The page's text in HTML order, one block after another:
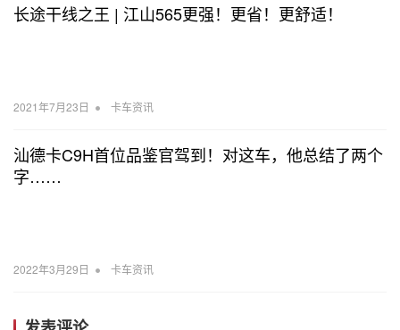
长途干线之王 | 江山565更强！更省！更舒适！
2021年7月23日 • 卡车资讯
汕德卡C9H首位品鉴官驾到！对这车，他总结了两个
字……
2022年3月29日 • 卡车资讯